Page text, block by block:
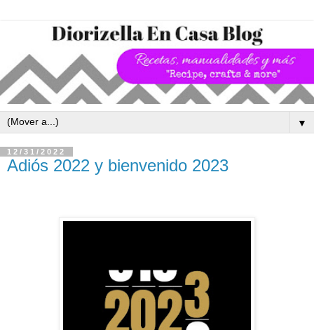
▼
12/31/2022
Adiós 2022 y bienvenido 2023